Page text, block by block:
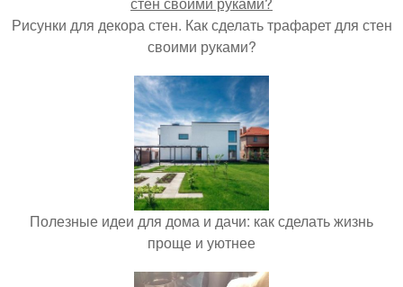
Рисунки для декора стен. Как сделать трафарет для стен
своими руками?
Полезные идеи для дома и дачи: как сделать жизнь
проще и уютнее